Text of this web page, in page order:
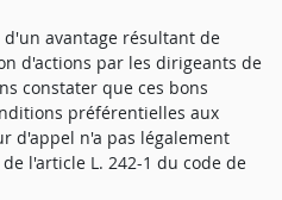
avantage résultant de
d'actions par les dirigeants de
constater que ces bons
préférentielles aux
d'appel n'a pas légalement
l'article L. 242-1 du code de